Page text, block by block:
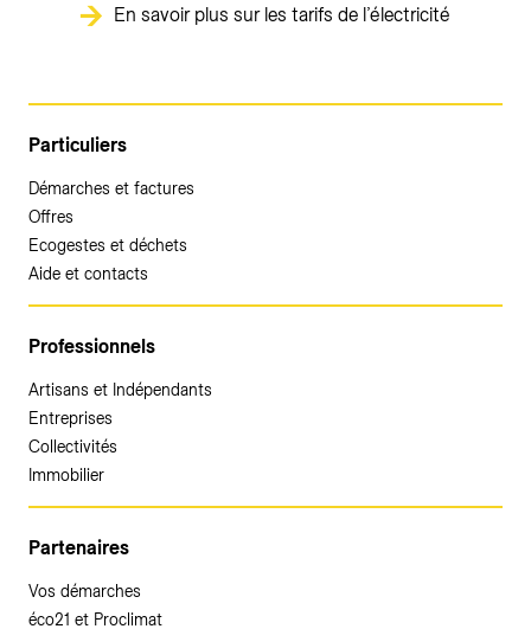
En savoir plus sur les tarifs de l’électricité
Particuliers
Démarches et factures
Offres
Ecogestes et déchets
Aide et contacts
Professionnels
Artisans et Indépendants
Entreprises
Collectivités
Immobilier
Partenaires
Vos démarches
éco21 et Proclimat